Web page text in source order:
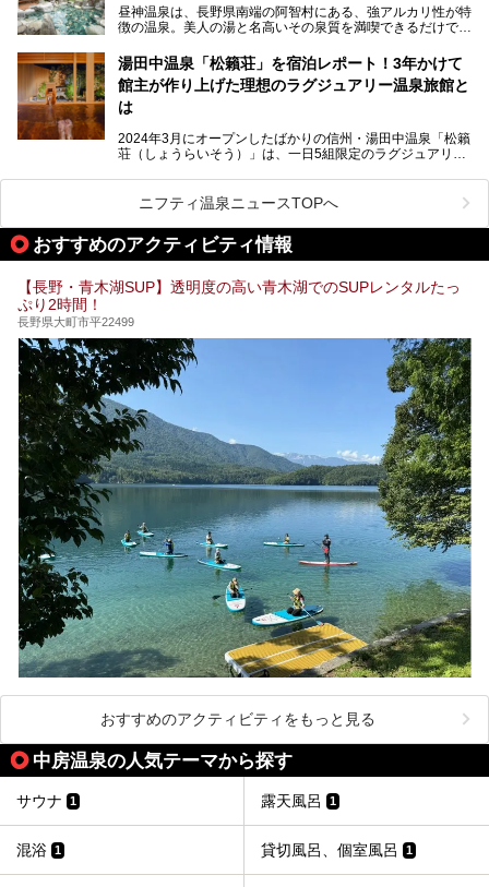
昼神温泉は、長野県南端の阿智村にある、強アルカリ性が特
徴の温泉。美人の湯と名高いその泉質を満喫できるだけでな
昼神温泉では、朝市などの観光スポットや、信州名物のおや
きを楽しめるグルメスポットなど、観光を楽しむにはぴった
りの場所が豊富にあります。
この記事では、昼神温泉での滞在を充実させる宿泊施設や日
帰り温泉、見どころ満載の観光・グルメスポットに加え、ア
クセス方法も順に紹介します。
湯田中温泉「松籟荘」を宿泊レポート！3年かけて
館主が作り上げた理想のラグジュアリー温泉旅館と
は
2024年3月にオープンしたばかりの信州・湯田中温泉「松籟
荘（しょうらいそう）」は、一日5組限定のラグジュアリー
ライベートに楽しめる非日常感が味わえます。また宿泊者は
道向かいの「よろづや」の大浴場「桃山風呂」や共同浴場の
「湯田中大湯」も利用ができます。
極上のお湯に浸り上質なお料理に舌鼓、特別な日に泊まりた
い湯田中温泉「松籟荘」を、実際に宿泊した目線で紹介しま
ニフティ温泉ニュースTOPへ
おすすめのアクティビティ情報
【長野・青木湖SUP】透明度の高い青木湖でのSUPレンタルたっ
ぷり2時間！
長野県大町市平22499
おすすめのアクティビティをもっと見る
中房温泉の人気テーマから探す
サウナ 1 露天風呂 1
混浴 1 貸切風呂、個室風呂 1